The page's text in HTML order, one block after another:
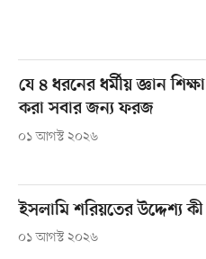
যে ৪ ধরনের ধর্মীয় জ্ঞান শিক্ষা
করা সবার জন্য ফরজ
০১ আগস্ট ২০২৬
ইসলামি শরিয়তের উদ্দেশ্য কী
০১ আগস্ট ২০২৬